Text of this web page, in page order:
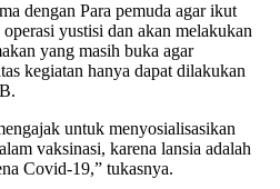
dengan Para pemuda agar ikut
yustisi dan akan melakukan
yang masih buka agar
kegiatan hanya dapat dilakukan
untuk menyosialisasikan
vaksinasi, karena lansia adalah
Covid-19,” tukasnya.